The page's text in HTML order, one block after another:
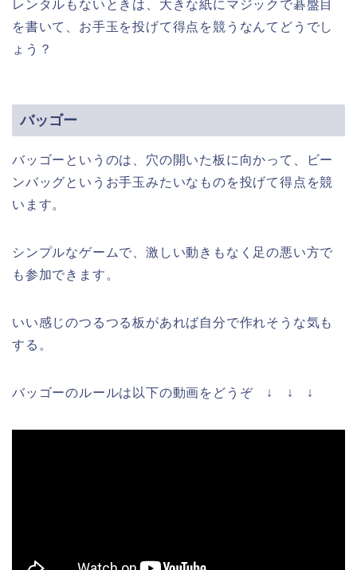
レンタルもないときは、大きな紙にマジックで碁盤目
を書いて、お手玉を投げて得点を競うなんてどうでし
ょう？
バッゴー
バッゴーというのは、穴の開いた板に向かって、ビー
ンバッグというお手玉みたいなものを投げて得点を競
います。
シンプルなゲームで、激しい動きもなく足の悪い方で
も参加できます。
いい感じのつるつる板があれば自分で作れそうな気も
する。
バッゴーのルールは以下の動画をどうぞ ↓ ↓ ↓